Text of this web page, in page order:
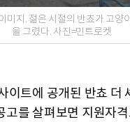
미지. 젊은 시절의 반쵸가 고양
을 그렸다. 사진=민트로켓
이트에 공개된 반쵸 더
고를 살펴보면 지원자